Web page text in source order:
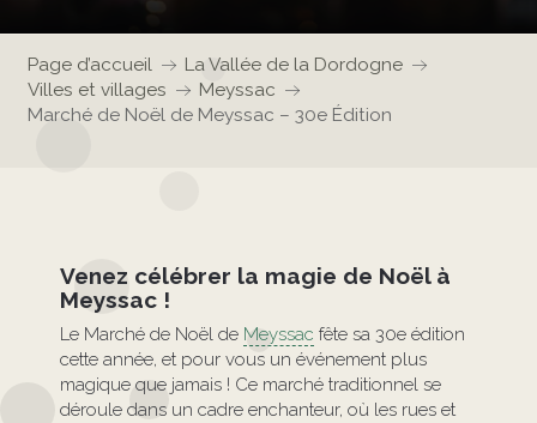
Page d’accueil
La Vallée de la Dordogne
Villes et villages
Meyssac
Marché de Noël de Meyssac – 30e Édition
Venez célébrer la magie de Noël à
Meyssac !
Le Marché de Noël de Meyssac fête sa 30e édition
cette année, et pour vous un événement plus
magique que jamais ! Ce marché traditionnel se
déroule dans un cadre enchanteur, où les rues et